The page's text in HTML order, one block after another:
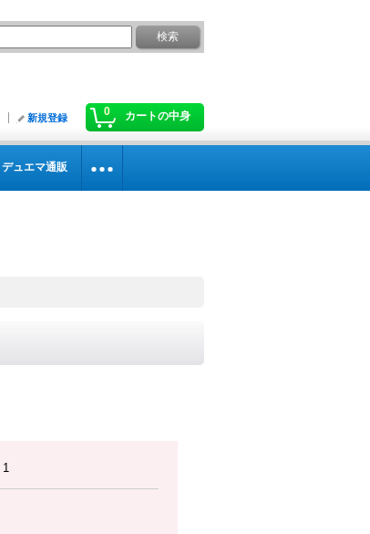
0 カートの中身
新規登録
デュエマ通販
1